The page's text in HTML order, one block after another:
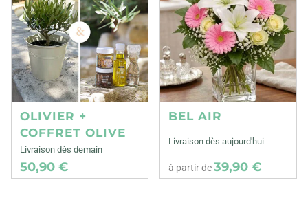
OLIVIER +
COFFRET OLIVE
Livraison dès demain
50,90 €
BEL AIR
Livraison dès aujourd'hui
à partir de39,90 €